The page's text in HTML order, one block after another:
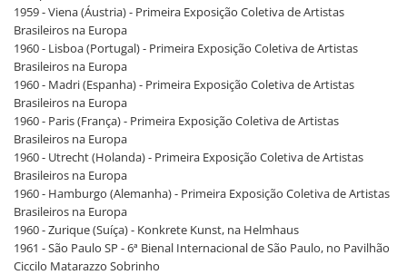
1959 - Viena (Áustria) - Primeira Exposição Coletiva de Artistas
Brasileiros na Europa
1960 - Lisboa (Portugal) - Primeira Exposição Coletiva de Artistas
Brasileiros na Europa
1960 - Madri (Espanha) - Primeira Exposição Coletiva de Artistas
Brasileiros na Europa
1960 - Paris (França) - Primeira Exposição Coletiva de Artistas
Brasileiros na Europa
1960 - Utrecht (Holanda) - Primeira Exposição Coletiva de Artistas
Brasileiros na Europa
1960 - Hamburgo (Alemanha) - Primeira Exposição Coletiva de Artistas
Brasileiros na Europa
1960 - Zurique (Suíça) - Konkrete Kunst, na Helmhaus
1961 - São Paulo SP - 6ª Bienal Internacional de São Paulo, no Pavilhão
Ciccilo Matarazzo Sobrinho